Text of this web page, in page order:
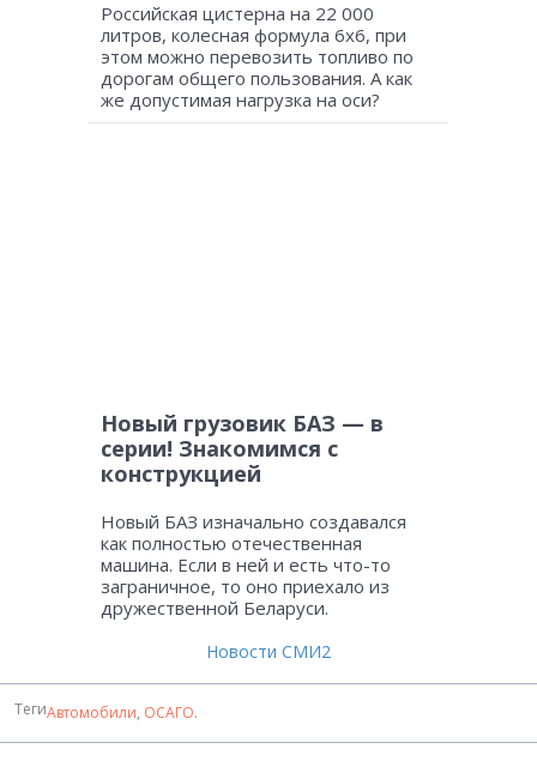
Российская цистерна на 22 000
литров, колесная формула 6х6, при
этом можно перевозить топливо по
дорогам общего пользования. А как
же допустимая нагрузка на оси?
Новый грузовик БАЗ — в
серии! Знакомимся с
конструкцией
Новый БАЗ изначально создавался
как полностью отечественная
машина. Если в ней и есть что-то
заграничное, то оно приехало из
дружественной Беларуси.
Новости СМИ2
ТегиАвтомобили, ОСАГО.